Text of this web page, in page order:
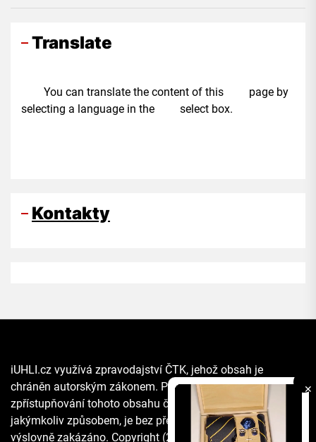
Translate
You can translate the content of this page by
selecting a language in the select box.
Kontakty
✕
iUHLI.cz využívá zpravodajství ČTK, jehož obsah je
chráněn autorským zákonem. Přepis, šíření či další
zpřístupňování tohoto obsahu či jeho části veřejnosti, a to
jakýmkoliv způsobem, je bez předchozího souhlasu ČTK
výslovně zakázáno. Copyright (2021) The Associated Press